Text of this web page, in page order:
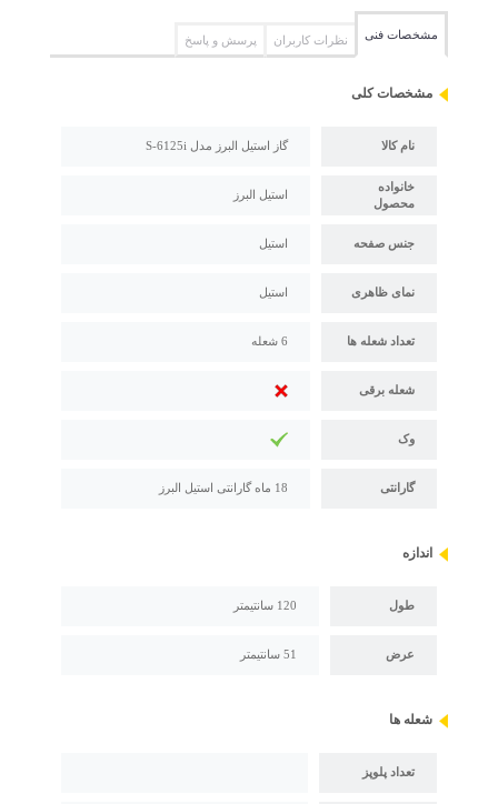
مشخصات فنی نظرات کاربران پرسش و پاسخ
مشخصات کلی
نام کالا گاز استیل البرز مدل S-6125i
خانواده
محصول
استیل البرز
جنس صفحه استیل
نمای ظاهری استیل
تعداد شعله ها 6 شعله
شعله برقی
وک
گارانتی 18 ماه گارانتی استیل البرز
اندازه
طول 120 سانتیمتر
عرض 51 سانتیمتر
شعله ها
تعداد پلوپز